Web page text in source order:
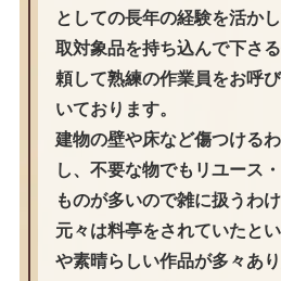
としての長年の経験を活か
取対象品を持ち込んで下さ
頼して熟練の作業員をお呼
いております。
建物の壁や床など傷つける
し、不要な物でもリユース
ものが多いので雑に扱うわ
元々は料亭をされていたと
や素晴らしい作品が多々あ